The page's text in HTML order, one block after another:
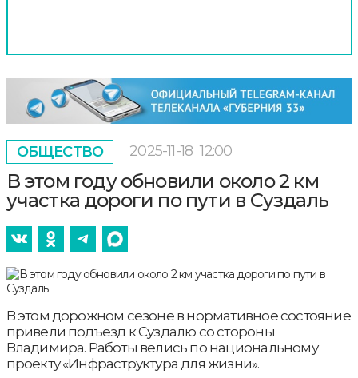
ОБЩЕСТВО 2025-11-18 12:00
В этом году обновили около 2 км
участка дороги по пути в Суздаль
В этом дорожном сезоне в нормативное состояние
привели подъезд к Суздалю со стороны
Владимира. Работы велись по национальному
проекту «Инфраструктура для жизни».